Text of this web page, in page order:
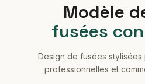
Modèle
fusées
Design de fusées
professionnelles et